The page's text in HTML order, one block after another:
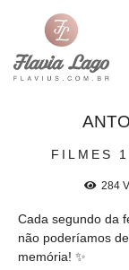
FILMES
284
Cada segundo da
não poderíamos
memória! ✨